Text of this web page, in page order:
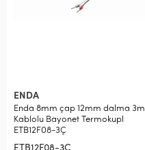
ENDA
Enda 8mm çap 12mm dalma 3m
Kablolu Bayonet Termokupl
ETB12F08-3Ç
ETB12F08-3Ç